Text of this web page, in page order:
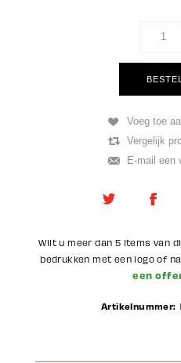
Wilt u meer dan 5 items van
bedrukken met een logo of
een
Artikelnummer: